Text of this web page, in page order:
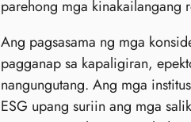
parehong mga kinakailangang
Ang pagsasama ng mga
pagganap sa kapaligiran,
nangungutang. Ang mga
ESG upang suriin ang mga